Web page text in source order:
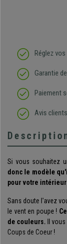
Réglez
Garantie
Paiement
Avis
Si vous souhaitez
donc le modèle
pour votre
Sans doute l'avez
le vent en poupe !
de couleurs. Il
Coups de Coeur !